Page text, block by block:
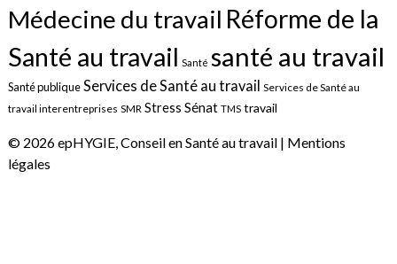
Médecine du travail Réforme de la
Santé au travail Santé santé au travail
Santé publiqueServices de Santé au travail Services de Santé au
travail interentreprises SMR Stress Sénat TMS travail
© 2026 epHYGIE, Conseil en Santé au travail | Mentions
légales